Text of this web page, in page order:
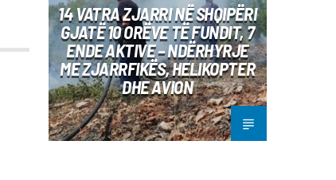
14 VATRA ZJARRI NË SHQIPËRI
GJATË 10 ORËVE TË FUNDIT, 7
ENDE AKTIVE – NDËRHYRJE
ME ZJARRFIKËS, HELIKOPTER
DHE AVION